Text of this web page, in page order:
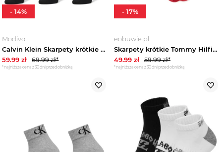
Modivo
Calvin Klein Skarpety krótkie 701234366 Czarny
59.99 zł 69.99zł*
*najniższa cena z 30 dni przed obniżką
-14%
eobuwie.pl
Skarpety krótkie Tommy Hilfiger 342025001 Granatowy
49.99 zł 59.99zł*
*najniższa cena z 30 dni przed obniżką
- 17%